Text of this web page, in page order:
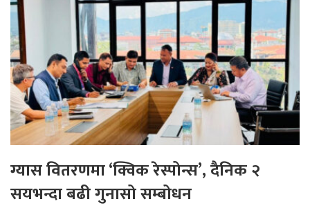
ग्यास वितरणमा ‘क्विक रेस्पोन्स’, दैनिक २
सयभन्दा बढी गुनासो सम्बोधन